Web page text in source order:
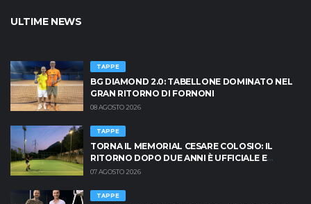
ULTIME NEWS
TAPPE
BG DIAMOND 2.0: TABELLONE DOMINATO NEL
GRAN RITORNO DI FORNONI
08 AGOSTO 2026
TAPPE
TORNA IL MEMORIAL CESARE COLOSIO: IL
RITORNO DOPO DUE ANNI È UFFICIALE E
BRESCIA È PRONTA AD INFIAMMARSI!
07 AGOSTO 2026
TAPPE